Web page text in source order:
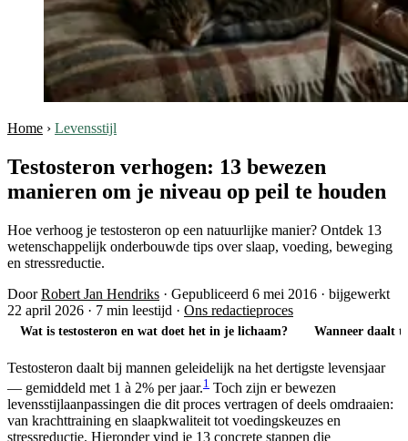
Home › Levensstijl
Testosteron verhogen: 13 bewezen
manieren om je niveau op peil te houden
Hoe verhoog je testosteron op een natuurlijke manier? Ontdek 13
wetenschappelijk onderbouwde tips over slaap, voeding, beweging
en stressreductie.
DoorRobert Jan Hendriks · Gepubliceerd 6 mei 2016 · bijgewerkt
22 april 2026 · 7 min leestijd · Ons redactieproces
Wat is testosteron en wat doet het in je lichaam? Wanneer daalt
Testosteron daalt bij mannen geleidelijk na het dertigste levensjaar
— gemiddeld met 1 à 2% per jaar.1 Toch zijn er bewezen
levensstijlaanpassingen die dit proces vertragen of deels omdraaien:
van krachttraining en slaapkwaliteit tot voedingskeuzes en
stressreductie. Hieronder vind je 13 concrete stappen die